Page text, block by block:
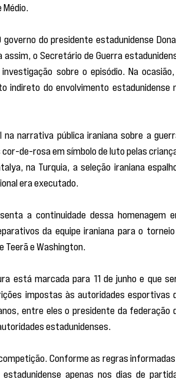
Médio.
do presidente estadunidense
o Secretário de Guerra
sobre o episódio. Na
indireto do envolvimento estadunidense
narrativa pública iraniana sobre a
de-rosa em símbolo de luto pelas
na Turquia, a seleção iraniana
era executado.
a continuidade dessa homenagem
da equipe iraniana para o
e Washington.
está marcada para 11 de junho e que
impostas às autoridades esportivas
entre eles o presidente da federação
estadunidenses.
Conforme as regras
apenas nos dias de